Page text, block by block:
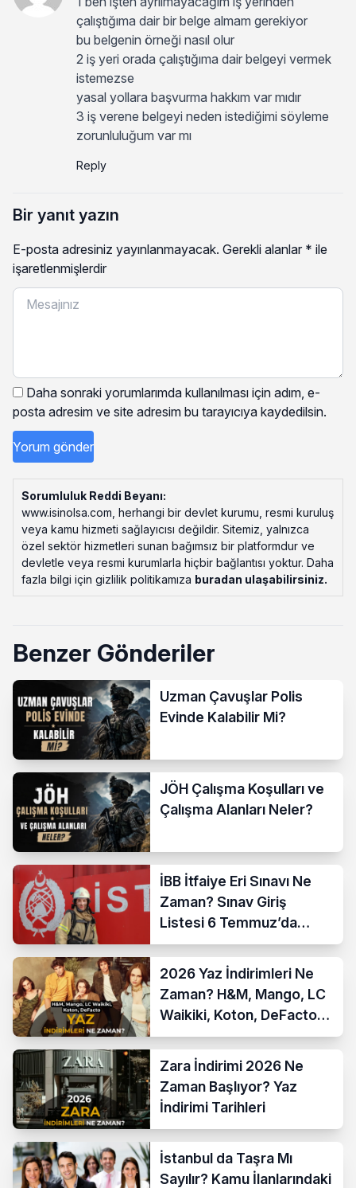
çalıştığıma dair bir belge almam gerekiyor
bu belgenin örneği nasıl olur
2 iş yeri orada çalıştığıma dair belgeyi vermek
istemezse
yasal yollara başvurma hakkım var mıdır
3 iş verene belgeyi neden istediğimi söyleme
zorunluluğum var mı
Reply
Bir yanıt yazın
E-posta adresiniz yayınlanmayacak. Gerekli alanlar * ile
işaretlenmişlerdir
Daha sonraki yorumlarımda kullanılması için adım, e-
posta adresim ve site adresim bu tarayıcıya kaydedilsin.
Sorumluluk Reddi Beyanı:
www.isinolsa.com, herhangi bir devlet kurumu, resmi kuruluş
veya kamu hizmeti sağlayıcısı değildir. Sitemiz, yalnızca
özel sektör hizmetleri sunan bağımsız bir platformdur ve
devletle veya resmi kurumlarla hiçbir bağlantısı yoktur. Daha
fazla bilgi için gizlilik politikamıza buradan ulaşabilirsiniz.
Benzer Gönderiler
Uzman Çavuşlar Polis
Evinde Kalabilir Mi?
JÖH Çalışma Koşulları ve
Çalışma Alanları Neler?
İBB İtfaiye Eri Sınavı Ne
Zaman? Sınav Giriş
Listesi 6 Temmuz’da
Açıklanıyor
2026 Yaz İndirimleri Ne
Zaman? H&M, Mango, LC
Waikiki, Koton, DeFacto
İndirim Tarihleri
Zara İndirimi 2026 Ne
Zaman Başlıyor? Yaz
İndirimi Tarihleri
İstanbul da Taşra Mı
Sayılır? Kamu İlanlarındaki